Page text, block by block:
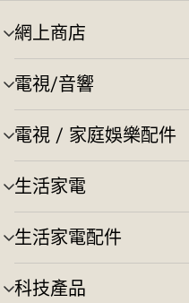
網上商店
選
單
切
換
電視/音響
選
單
切
換
電視 / 家庭娛樂配件
選
單
切
換
生活家電
選
單
切
換
生活家電配件
選
單
切
換
科技產品
選